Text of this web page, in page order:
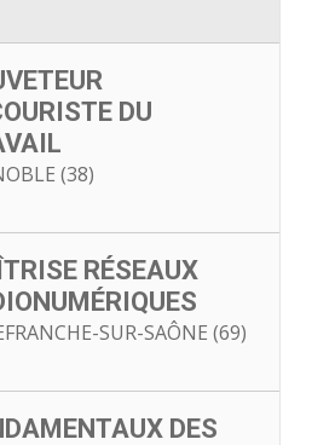
DU
(38)
RÉSEAUX
SUR-SAÔNE (69)
DES